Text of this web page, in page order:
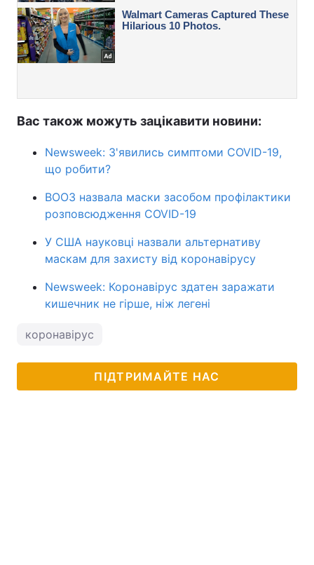
Вас також можуть зацікавити новини:
Newsweek: З'явились симптоми COVID-19,
що робити?
ВООЗ назвала маски засобом профілактики
розповсюдження COVID-19
У США науковці назвали альтернативу
маскам для захисту від коронавірусу
Newsweek: Коронавірус здатен заражати
кишечник не гірше, ніж легені
коронавірус
ПІДТРИМАЙТЕ НАС